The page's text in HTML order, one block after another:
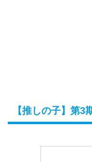
【推しの子】 第3